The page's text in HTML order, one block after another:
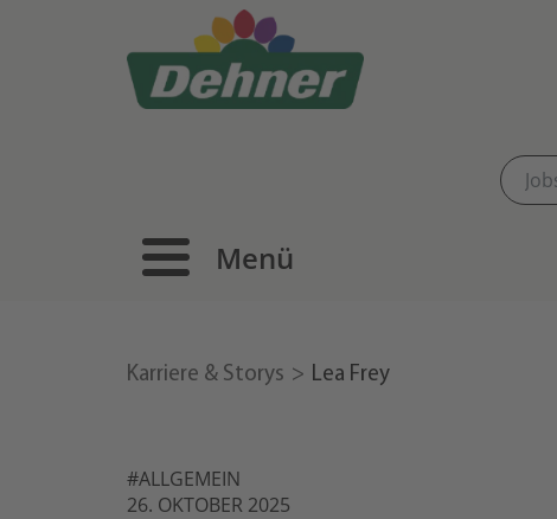
Menü
Karriere & Storys Lea Frey
#ALLGEMEIN
26. OKTOBER 2025